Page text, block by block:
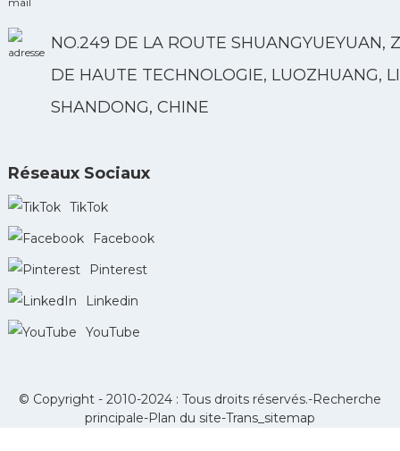
NO.249 DE LA ROUTE SHUANGYUEYUAN,
DE HAUTE TECHNOLOGIE, LUOZHUANG,
SHANDONG, CHINE
Réseaux Sociaux
TikTok
Facebook
Pinterest
Linkedin
YouTube
© Copyright - 2010-2024 : Tous droits réservés.-Recherche
principale-Plan du site-Trans_sitemap